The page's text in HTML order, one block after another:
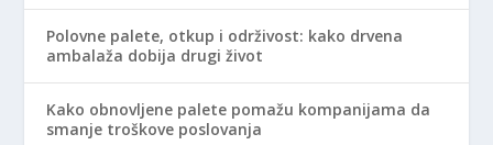
Polovne palete, otkup i održivost: kako drvena
ambalaža dobija drugi život
Kako obnovljene palete pomažu kompanijama da
smanje troškove poslovanja